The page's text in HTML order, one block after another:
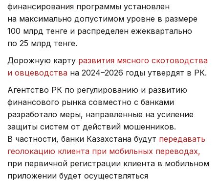
финансирования программы установлен
на максимально допустимом уровне в размере
100 млрд тенге и распределен ежеквартально
по 25 млрд тенге.
Дорожную карту развития мясного скотоводства
и овцеводства на 2024–2026 годы утвердят в РК.
Агентство РК по регулированию и развитию
финансового рынка совместно с банками
разработало меры, направленные на усиление
защиты систем от действий мошенников.
В частности, банки Казахстана будут передавать
геолокацию клиента при мобильных переводах,
при первичной регистрации клиента в мобильном
приложении будет осуществляться